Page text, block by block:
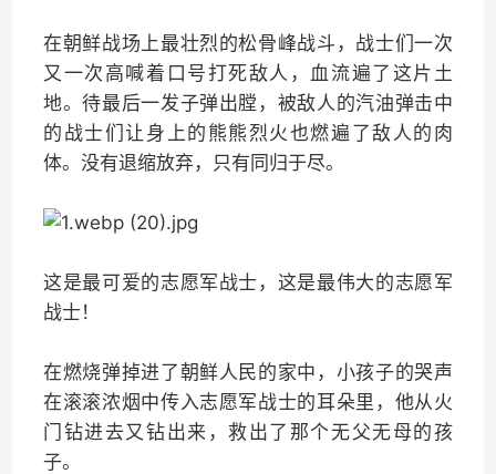
在朝鲜战场上最壮烈的松骨峰战斗，战士们一次
又一次高喊着口号打死敌人，血流遍了这片土
地。待最后一发子弹出膛，被敌人的汽油弹击中
的战士们让身上的熊熊烈火也燃遍了敌人的肉
体。没有退缩放弃，只有同归于尽。
这是最可爱的志愿军战士，这是最伟大的志愿军
战士！
在燃烧弹掉进了朝鲜人民的家中，小孩子的哭声
在滚滚浓烟中传入志愿军战士的耳朵里，他从火
门钻进去又钻出来，救出了那个无父无母的孩
子。